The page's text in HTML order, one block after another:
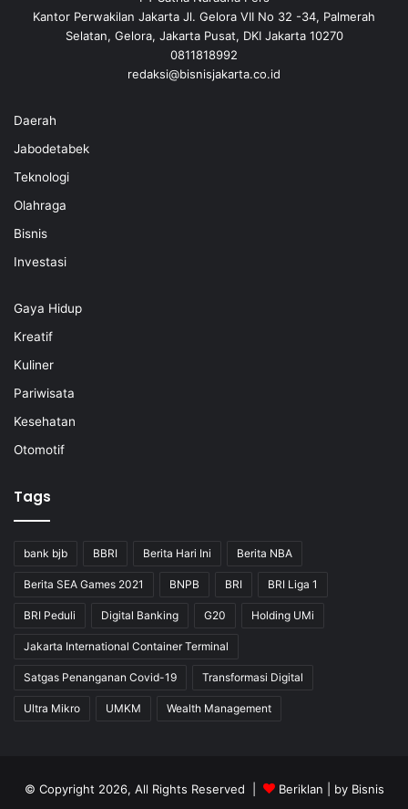
Kantor Perwakilan Jakarta Jl. Gelora VII No 32 -34, Palmerah
Selatan, Gelora, Jakarta Pusat, DKI Jakarta 10270
0811818992
redaksi@bisnisjakarta.co.id
Daerah
Jabodetabek
Teknologi
Olahraga
Bisnis
Investasi
Gaya Hidup
Kreatif
Kuliner
Pariwisata
Kesehatan
Otomotif
Tags
bank bjb BBRI Berita Hari Ini Berita NBA
Berita SEA Games 2021 BNPB BRI BRI Liga 1
BRI Peduli Digital Banking G20 Holding UMi
Jakarta International Container Terminal
Satgas Penanganan Covid-19 Transformasi Digital
Ultra Mikro UMKM Wealth Management
© Copyright 2026, All Rights Reserved | Beriklan | by Bisnis